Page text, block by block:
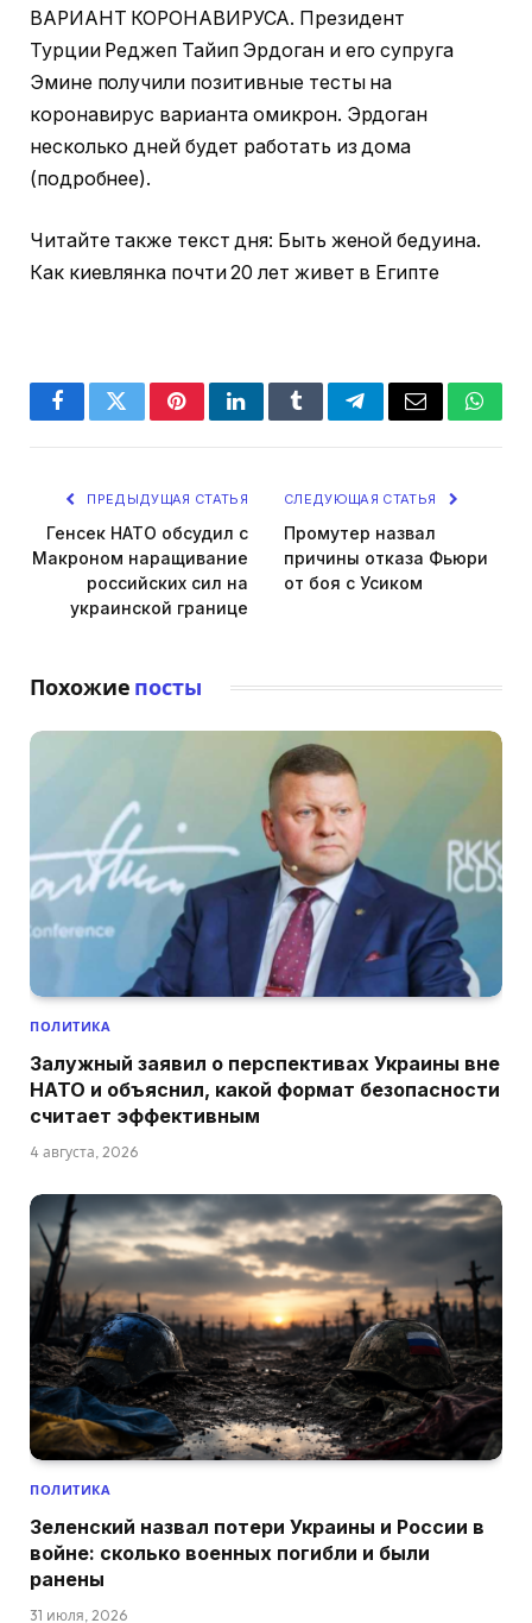
ВАРИАНТ КОРОНАВИРУСА. Президент
Турции Реджеп Тайип Эрдоган и его супруга
Эмине получили позитивные тесты на
коронавирус варианта омикрон. Эрдоган
несколько дней будет работать из дома
(подробнее).
Читайте также текст дня: Быть женой бедуина.
Как киевлянка почти 20 лет живет в Египте
FacebookTwitterPinterestLinkedInTumblrTelegramEmail
ПРЕДЫДУЩАЯ СТАТЬЯ
Генсек НАТО обсудил с
Макроном наращивание
российских сил на
украинской границе
СЛЕДУЮЩАЯ СТАТЬЯ
Промутер назвал
причины отказа Фьюри
от боя с Усиком
Похожие посты
ПОЛИТИКА
Залужный заявил о перспективах Украины вне
НАТО и объяснил, какой формат безопасности
считает эффективным
4 августа, 2026
ПОЛИТИКА
Зеленский назвал потери Украины и России в
войне: сколько военных погибли и были
ранены
31 июля, 2026